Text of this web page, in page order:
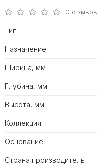
0 отзывов
Тип
Назначение
Ширина, мм
Глубина, мм
Высота, мм
Коллекция
Основание
Страна производитель